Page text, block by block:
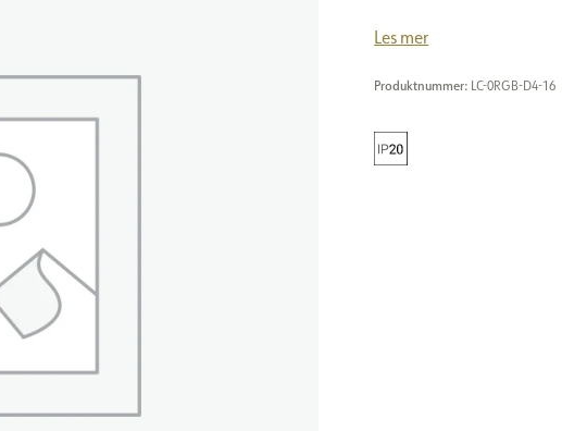
Les mer
Produktnummer: LC-0RGB-D4-16